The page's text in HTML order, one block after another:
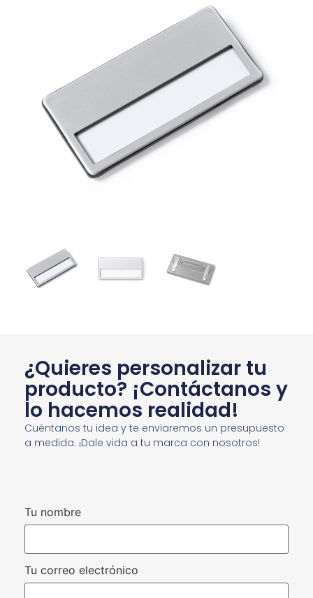
¿Quieres personalizar tu
producto? ¡Contáctanos y
lo hacemos realidad!
Cuéntanos tu idea y te enviaremos un presupuesto
a medida. ¡Dale vida a tu marca con nosotros!
Tu nombre
Tu correo electrónico